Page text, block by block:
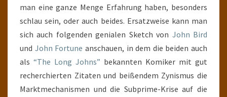
man eine ganze Menge Erfahrung haben, besonders
schlau sein, oder auch beides. Ersatzweise kann man
sich auch folgenden genialen Sketch von John Bird
und John Fortune anschauen, in dem die beiden auch
als “The Long Johns” bekannten Komiker mit gut
recherchierten Zitaten und beißendem Zynismus die
Marktmechanismen und die Subprime-Krise auf die